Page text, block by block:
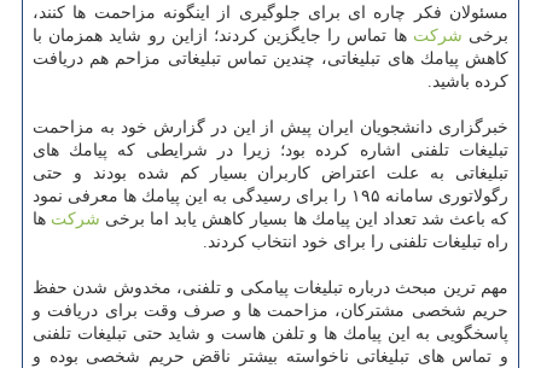
مسئولان فكر چاره ای برای جلوگیری از اینگونه مزاحمت ها كنند،
برخی شركت ها تماس را جایگزین كردند؛ ازاین رو شاید همزمان با
كاهش پیامك های تبلیغاتی، چندین تماس تبلیغاتی مزاحم هم دریافت
كرده باشید.
خبرگزاری دانشجویان ایران پیش از این در گزارش خود به مزاحمت
تبلیغات تلفنی اشاره كرده بود؛ زیرا در شرایطی كه پیامك های
تبلیغاتی به علت اعتراض كاربران بسیار كم شده بودند و حتی
رگولاتوری سامانه ۱۹۵ را برای رسیدگی به این پیامك ها معرفی نمود
كه باعث شد تعداد این پیامك ها بسیار كاهش یابد اما برخی شركت ها
راه تبلیغات تلفنی را برای خود انتخاب كردند.
مهم ترین مبحث درباره تبلیغات پیامكی و تلفنی، مخدوش شدن حفظ
حریم شخصی مشتركان، مزاحمت ها و صرف وقت برای دریافت و
پاسخگویی به این پیامك ها و تلفن هاست و شاید حتی تبلیغات تلفنی
و تماس های تبلیغاتی ناخواسته بیشتر ناقض حریم شخصی بوده و